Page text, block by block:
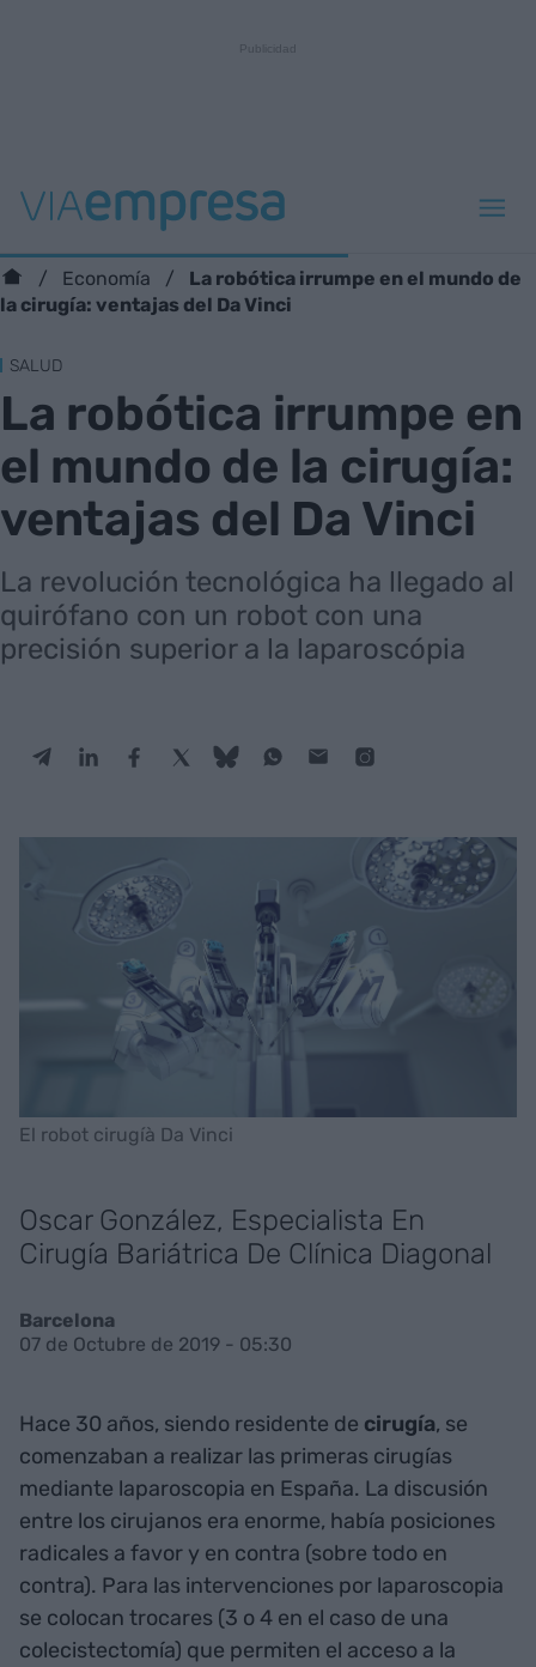
Economía
La robótica irrumpe en el mundo de
la cirugía: ventajas del Da Vinci
SALUD
La robótica irrumpe en
el mundo de la cirugía:
ventajas del Da Vinci
La revolución tecnológica ha llegado al
quirófano con un robot con una
precisión superior a la laparoscópia
El robot cirugíà Da Vinci
Oscar González, Especialista En
Cirugía Bariátrica De Clínica Diagonal
Barcelona
07 de Octubre de 2019 - 05:30
Hace 30 años, siendo residente de cirugía, se
comenzaban a realizar las primeras cirugías
mediante laparoscopia en España. La discusión
entre los cirujanos era enorme, había posiciones
radicales a favor y en contra (sobre todo en
contra). Para las intervenciones por laparoscopia
se colocan trocares (3 o 4 en el caso de una
colecistectomía) que permiten el acceso a la